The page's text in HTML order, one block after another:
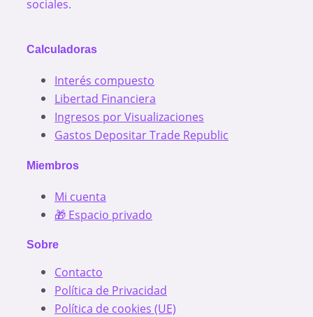
sociales.
Calculadoras
Interés compuesto
Libertad Financiera
Ingresos por Visualizaciones
Gastos Depositar Trade Republic
Miembros
Mi cuenta
🎁 Espacio privado
Sobre
Contacto
Política de Privacidad
Política de cookies (UE)